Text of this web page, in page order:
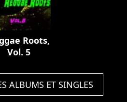
Roots,
Vol. 5
ALBUMS ET SINGLES